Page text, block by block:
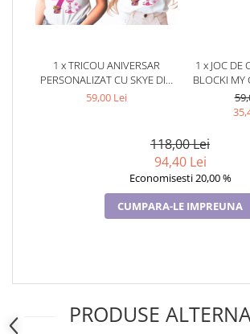
1 x TRICOU ANIVERSAR
PERSONALIZAT CU SKYE DIN
PATRULA CATELUSILOR
59,00 Lei
1 x JOC DE
BLOCKI MY
118,00 Lei
94,40 Lei
Economisesti 20,00 %
CUMPARA-LE IMPREUNA
PRODUSE